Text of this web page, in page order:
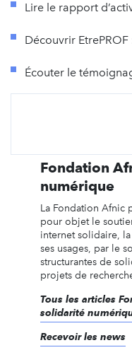
Lire le rapport
Découvrir EtrePROF
Écouter le
Fondation
numérique
La Fondation Afnic
pour objet le
internet solidaire,
ses usages, par le
structurantes de
projets de
Tous les articles
solidarité
Recevoir les news